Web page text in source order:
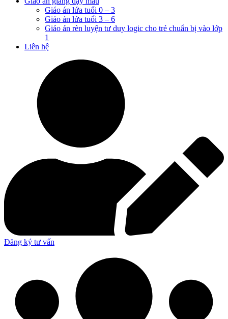
Giáo án lứa tuổi 0 – 3
Giáo án lứa tuổi 3 – 6
Giáo án rèn luyện tư duy logic cho trẻ chuẩn bị vào lớp
1
Liên hệ
Đăng ký tư vấn